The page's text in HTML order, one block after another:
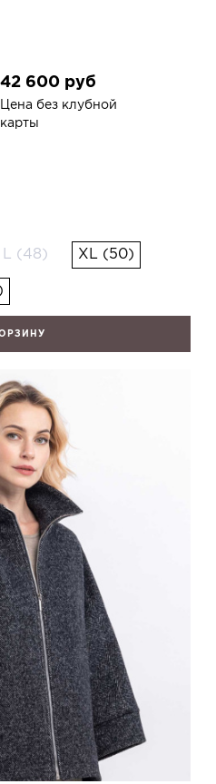
42 600 руб
Цена без клубной
карты
L (48) XL (50)